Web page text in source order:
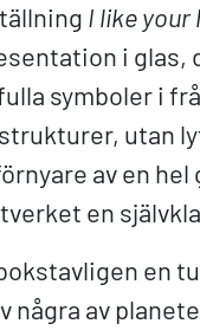
I like
i
symboler i
utan
av en
en
en
några av